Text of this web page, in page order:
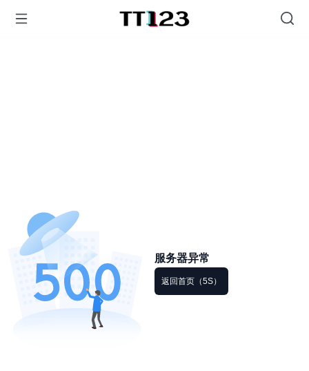
服务器异常
返回首页（5S）